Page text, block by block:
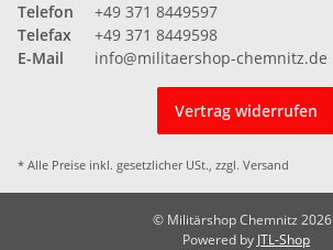
Telefon
+49 371 8449597
Telefax
+49 371 8449598
E-Mail
info@militaershop-chemnitz.de
Vertrag widerrufen
* Alle Preise inkl. gesetzlicher USt., zzgl. Versand
© Militärshop Chemnitz 2026
Powered by JTL-Shop